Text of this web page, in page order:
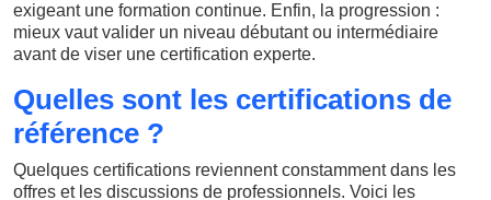
exigeant une formation continue. Enfin, la progression :
mieux vaut valider un niveau débutant ou intermédiaire
avant de viser une certification experte.
Quelles sont les certifications de
référence ?
Quelques certifications reviennent constamment dans les
offres et les discussions de professionnels. Voici les